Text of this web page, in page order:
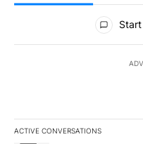
All Comments
ACTIVE CONVERSATIONS
The following is a list of